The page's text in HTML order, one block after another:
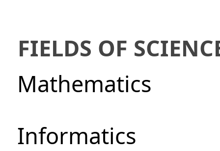
FIELDS OF
Mathematics
Informatics